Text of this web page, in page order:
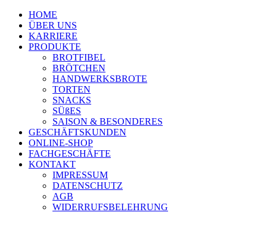
HOME
ÜBER UNS
KARRIERE
PRODUKTE
BROTFIBEL
BRÖTCHEN
HANDWERKSBROTE
TORTEN
SNACKS
SÜßES
SAISON & BESONDERES
GESCHÄFTSKUNDEN
ONLINE-SHOP
FACHGESCHÄFTE
KONTAKT
IMPRESSUM
DATENSCHUTZ
AGB
WIDERRUFSBELEHRUNG